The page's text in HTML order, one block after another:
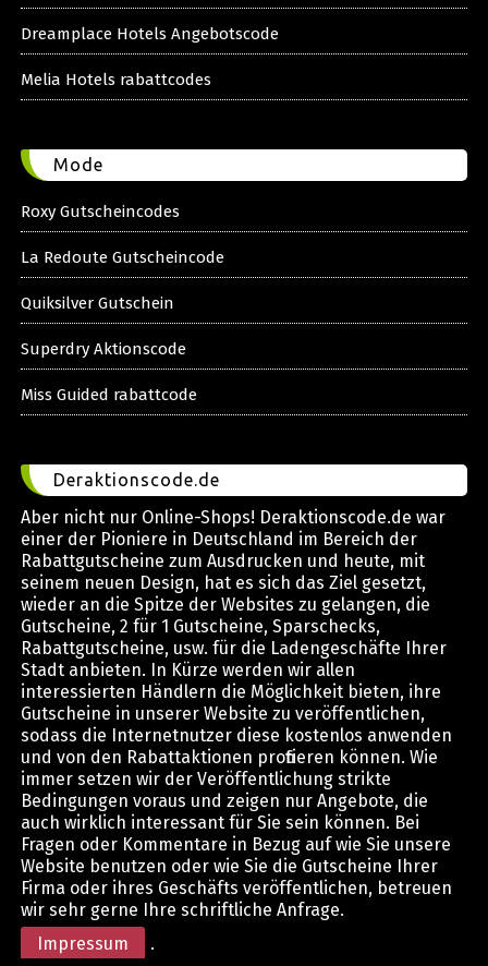
Dreamplace Hotels Angebotscode
Melia Hotels rabattcodes
Mode
Roxy Gutscheincodes
La Redoute Gutscheincode
Quiksilver Gutschein
Superdry Aktionscode
Miss Guided rabattcode
Deraktionscode.de
Aber nicht nur Online-Shops! Deraktionscode.de war
einer der Pioniere in Deutschland im Bereich der
Rabattgutscheine zum Ausdrucken und heute, mit
seinem neuen Design, hat es sich das Ziel gesetzt,
wieder an die Spitze der Websites zu gelangen, die
Gutscheine, 2 für 1 Gutscheine, Sparschecks,
Rabattgutscheine, usw. für die Ladengeschäfte Ihrer
Stadt anbieten. In Kürze werden wir allen
interessierten Händlern die Möglichkeit bieten, ihre
Gutscheine in unserer Website zu veröffentlichen,
sodass die Internetnutzer diese kostenlos anwenden
und von den Rabattaktionen profitieren können. Wie
immer setzen wir der Veröffentlichung strikte
Bedingungen voraus und zeigen nur Angebote, die
auch wirklich interessant für Sie sein können. Bei
Fragen oder Kommentare in Bezug auf wie Sie unsere
Website benutzen oder wie Sie die Gutscheine Ihrer
Firma oder ihres Geschäfts veröffentlichen, betreuen
wir sehr gerne Ihre schriftliche Anfrage.
Impressum
.